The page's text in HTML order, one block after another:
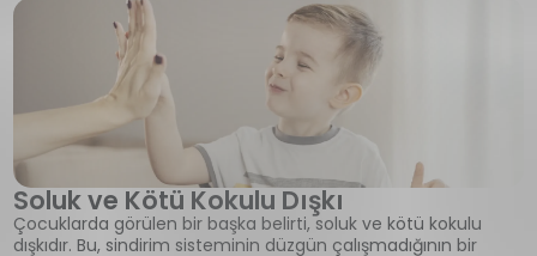
Soluk ve Kötü Kokulu Dışkı
Çocuklarda görülen bir başka belirti, soluk ve kötü kokulu
dışkıdır. Bu, sindirim sisteminin düzgün çalışmadığının bir